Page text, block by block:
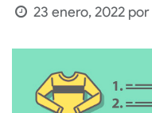
23 enero, 2022 por